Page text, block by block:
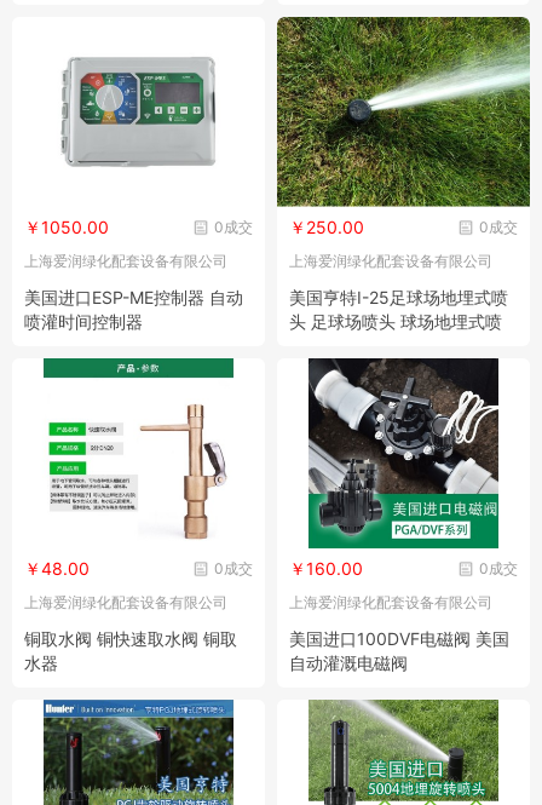
0成交
￥1050.00
上海爱润绿化配套设备有限公司
美国进口ESP-ME控制器 自动
喷灌时间控制器
0成交
￥250.00
上海爱润绿化配套设备有限公司
美国亨特I-25足球场地埋式喷
头 足球场喷头 球场地埋式喷
0成交
￥48.00
上海爱润绿化配套设备有限公司
铜取水阀 铜快速取水阀 铜取
水器
0成交
￥160.00
上海爱润绿化配套设备有限公司
美国进口100DVF电磁阀 美国
自动灌溉电磁阀